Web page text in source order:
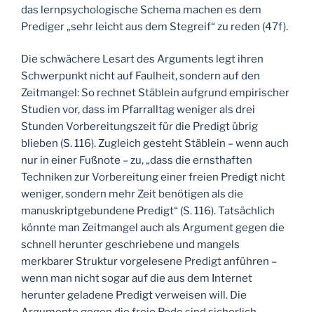
das lernpsychologische Schema machen es dem
Prediger „sehr leicht aus dem Stegreif“ zu reden (47f).
Die schwächere Lesart des Arguments legt ihren
Schwerpunkt nicht auf Faulheit, sondern auf den
Zeitmangel: So rechnet Stäblein aufgrund empirischer
Studien vor, dass im Pfarralltag weniger als drei
Stunden Vorbereitungszeit für die Predigt übrig
blieben (S. 116). Zugleich gesteht Stäblein – wenn auch
nur in einer Fußnote – zu, „dass die ernsthaften
Techniken zur Vorbereitung einer freien Predigt nicht
weniger, sondern mehr Zeit benötigen als die
manuskriptgebundene Predigt“ (S. 116). Tatsächlich
könnte man Zeitmangel auch als Argument gegen die
schnell herunter geschriebene und mangels
merkbarer Struktur vorgelesene Predigt anführen –
wenn man nicht sogar auf die aus dem Internet
herunter geladene Predigt verweisen will. Die